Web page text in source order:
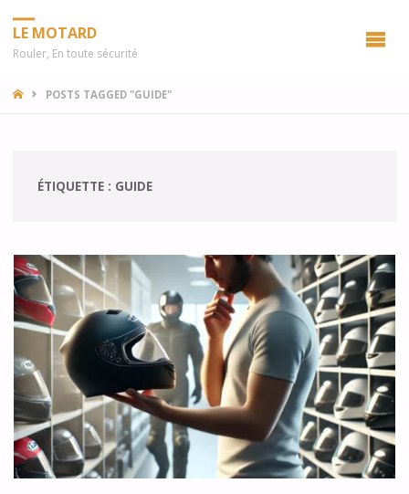
LE MOTARD
Rouler, En toute sécurité
HOMEPOSTS TAGGED "GUIDE"
ÉTIQUETTE : GUIDE